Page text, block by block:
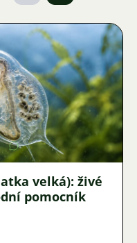
velká): živé
pomocník